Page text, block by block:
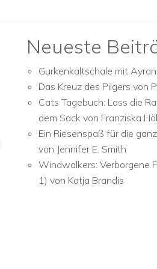
Neueste
Gurkenkaltschale mit Ayran
Das Kreuz des Pilgers von
Cats Tagebuch: Lass die
dem Sack von Franziska
Ein Riesenspaß für die
von Jennifer E. Smith
Windwalkers: Verborgene
1) von Katja Brandis